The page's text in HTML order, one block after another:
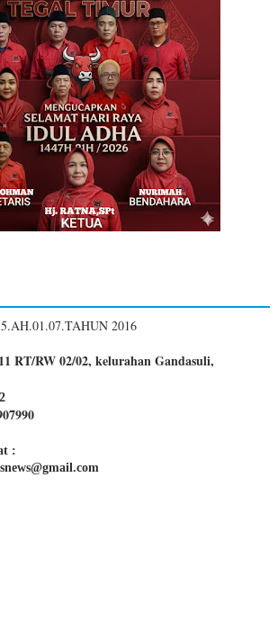
2016
RT/RW 02/02, kelurahan Gandasuli,
: